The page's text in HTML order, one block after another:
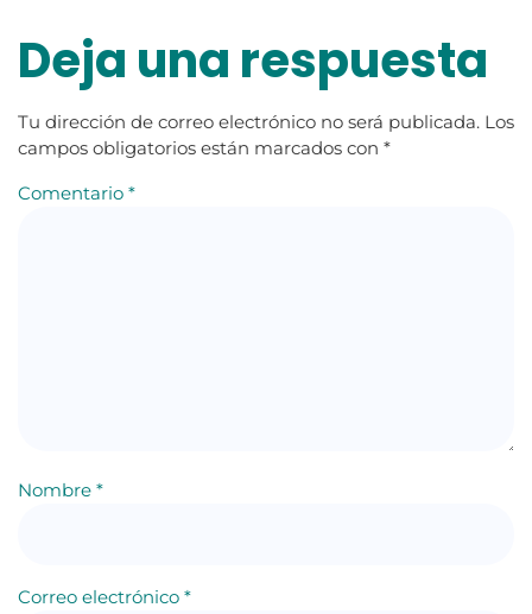
Deja una respuesta
Tu dirección de correo electrónico no será publicada. Los
campos obligatorios están marcados con *
Comentario *
Nombre *
Correo electrónico *